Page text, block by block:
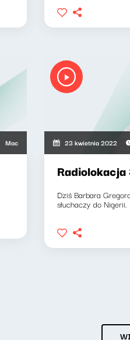
Maciej Grzenkowicz, Barbara Gregorczyk
23 kwietnia 2022
Radiolokacja
Dziś Barbara
słuchaczy do Nigerii.